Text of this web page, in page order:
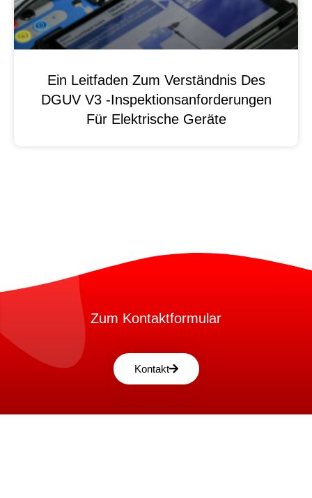
Ein Leitfaden Zum Verständnis Des
DGUV V3 -Inspektionsanforderungen
Für Elektrische Geräte
Zum Kontaktformular
Kontakt